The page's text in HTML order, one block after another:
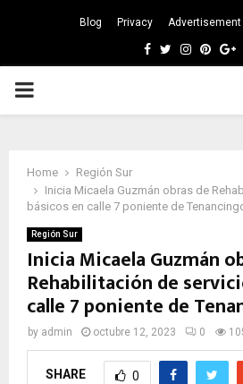
Blog Privacy Advertisement
Facebook
Twitter
PRIMARY
Home
Región Sur
Inicia Micaela Guzmán obras de
básicos en calle 7 poniente de
Región Sur
Inicia Micaela Guzmán
Rehabilitación de
calle 7 poniente de
by admin octubre 12, 2023 0
SHARE 0